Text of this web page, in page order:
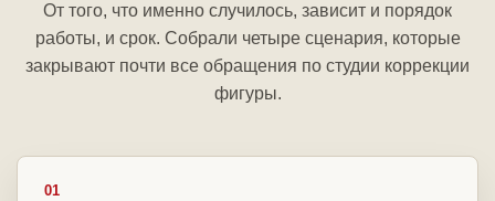
От того, что именно случилось, зависит и порядок
работы, и срок. Собрали четыре сценария, которые
закрывают почти все обращения по студии коррекции
фигуры.
01